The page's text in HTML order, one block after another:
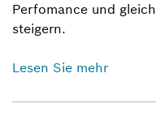
Perfomance und
steigern.
Lesen Sie mehr